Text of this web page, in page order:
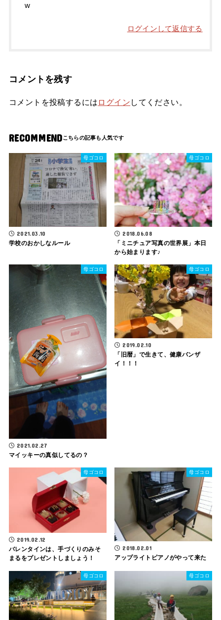
w
ログインして返信する
コメントを残す
コメントを投稿するには ログイン してください。
RECOMMEND
母ゴコロ
2021.03.10
学校のおかしなルール
母ゴコロ
2018.06.08
「ミニチュア写真の世界展」本日
から始まります♪
母ゴコロ
2021.02.27
マイッキーの真似してるの？
母ゴコロ
2019.02.10
「旧暦」で生きて、健康バンザ
イ！！！
母ゴコロ
2019.02.12
バレンタインは、手づくりのみそ
まるをプレゼントしましょう！
母ゴコロ
2018.02.01
アップライトピアノがやって来た
母ゴコロ 母ゴコロ